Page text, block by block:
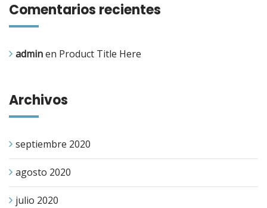
Comentarios recientes
adminen Product Title Here
Archivos
septiembre 2020
agosto 2020
julio 2020